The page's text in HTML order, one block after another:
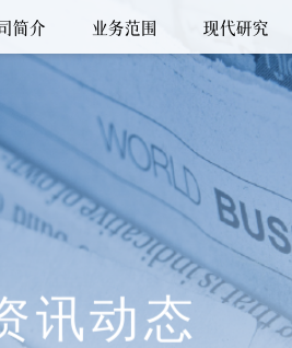
简介 业务范围 现代研究
讯动态